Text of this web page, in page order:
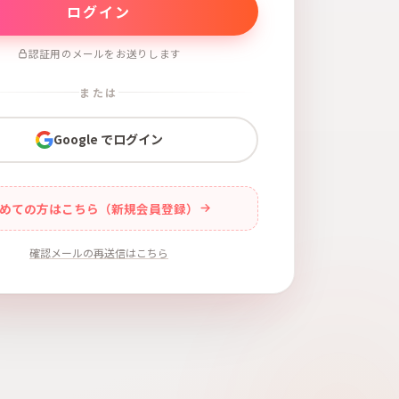
認証用のメールをお送りします
または
Google でログイン
ての方はこちら（新規会員登録）
確認メールの再送信はこちら